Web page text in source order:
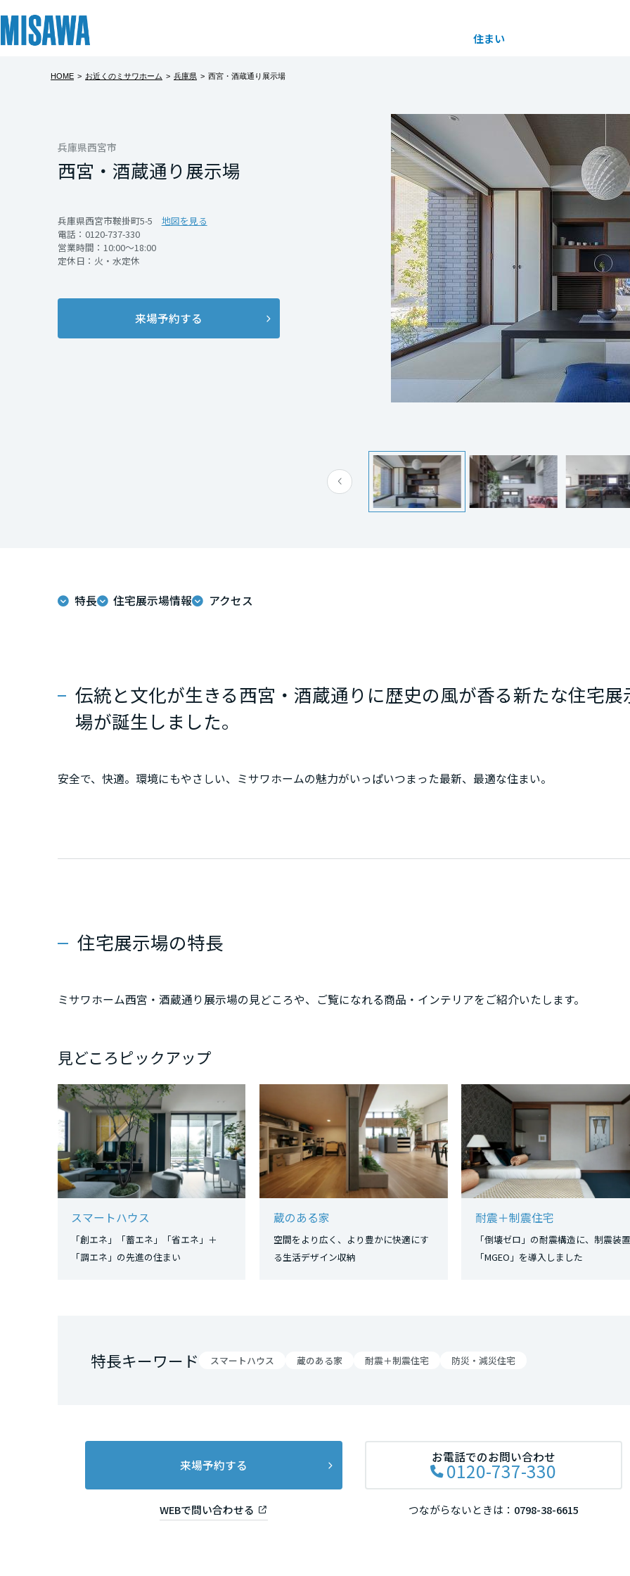
住まい
建てる
商品ラインアップ
テクノロジー（住まいの性能）
建築事例・建築実例
デザイナーズギャラリー
インテリア
買う
分譲住宅（建売・土地）検索
中古住宅検索
スムストック検索
分譲マンション検索
売る [MISAWA RELAY]
住まいの売却
個人のお客さま
賃貸住宅
店舗・各種施設
土地活用モデルルーム見学
土地活用実例
法人のお客さま
企業不動産活用（CRE）戦略
社宅建築
医療・介護・子育て・障がい福祉施設
戸建て・マンション
ミサワリフォームとは
リフォームメニュー
リフォーム事例
事業用
事業用リノベーション
ホテル・旅館リフォーム
リフォーム営業所
複合開発・投資開発
複合開発事業（ASMACI-アスマチ-）
分譲マンション開発事業
収益不動産・投資開発事業
建築再生事業
事業用売買
事業用地・事業用建物
分譲用地
サポートメニュー
住まいるりんぐ（ロングサポート）
アフターメンテナンス
ミサワリフォーム
ご相談窓口
お客様センター
企業・IR
ニュース
ミサワホームグループ
IR情報
SDGs
環境活動
採用情報
新卒者採用
中途採用
障がい者採用
ウエルネス事業
海外事業
HOME > お近くのミサワホーム > 兵庫県 > 西宮・酒蔵通り展示場
兵庫県西宮市
西宮・酒蔵通り展示場
兵庫県西宮市鞍掛町5-5
地図を見る
電話： 0120-737-330
営業時間：10:00～18:00
定休日：火・水定休
来場予約する
特長 住宅展示場情報 アクセス
伝統と文化が生きる西宮・酒蔵通りに歴史の風が香る新たな住宅展
場が誕生しました。
安全で、快適。環境にもやさしい、ミサワホームの魅力がいっぱいつまった最新、最適な住まい。
住宅展示場の特長
ミサワホーム西宮・酒蔵通り展示場の見どころや、ご覧になれる商品・インテリアをご紹介いたします。
見どころピックアップ
スマートハウス
「創エネ」「蓄エネ」「省エネ」＋
「調エネ」の先進の住まい
蔵のある家
空間をより広く、より豊かに快適にす
る生活デザイン収納
耐震＋制震住宅
「倒壊ゼロ」の耐震構造に、制震装置
「MGEO」を導入しました
特長キーワード スマートハウス 蔵のある家 耐震＋制震住宅 防災・減災住宅
来場予約する
WEBで問い合わせる
お電話でのお問い合わせ
0120-737-330
つながらないときは： 0798-38-6615
宮城県
栃木県
埼玉県
岐阜県
静岡県
愛知県
大阪府
兵庫県